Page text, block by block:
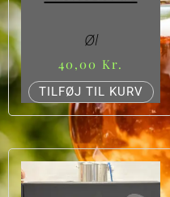
Øl
40,00 Kr.
TILFØJ TIL KURV